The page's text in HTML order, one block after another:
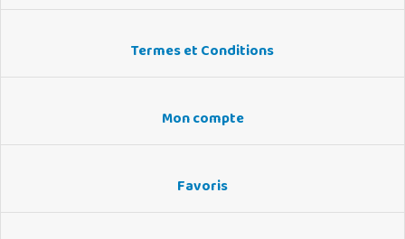
Termes et Conditions
Mon compte
Favoris